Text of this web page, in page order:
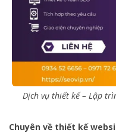
Dịch vụ thiết kế – Lập
Chuyên về thiết kế